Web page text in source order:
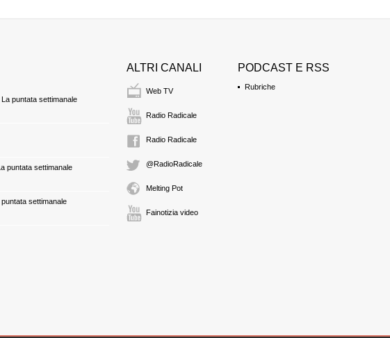
puntata settimanale
puntata settimanale
settimanale
ALTRI CANALI
Web TV
Radio Radicale
Radio Radicale
@RadioRadicale
Melting Pot
Fainotizia video
PODCAST E RSS
Rubriche